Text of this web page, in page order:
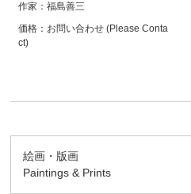
作家：福島善三
価格： お問い合わせ (Please Conta
ct)
絵画・版画
Paintings & Prints